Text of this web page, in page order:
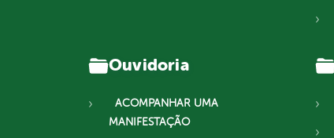
Ouvidoria
ACOMPANHAR UMA
MANIFESTAÇÃO